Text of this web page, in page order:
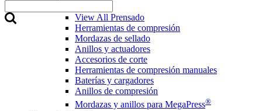
View All Prensado
Herramientas de compresión
Mordazas de sellado
Anillos y actuadores
Accesorios de corte
Herramientas de compresión manuales
Baterías y cargadores
Anillos de compresión
Mordazas y anillos para MegaPress®